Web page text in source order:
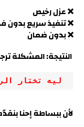
❌ عزل رخيص
❌ تنفيذ سريع
❌ بدون ضمان
النتيجة: المشكلة
ليه تختار
لأن ببساطة إحنا